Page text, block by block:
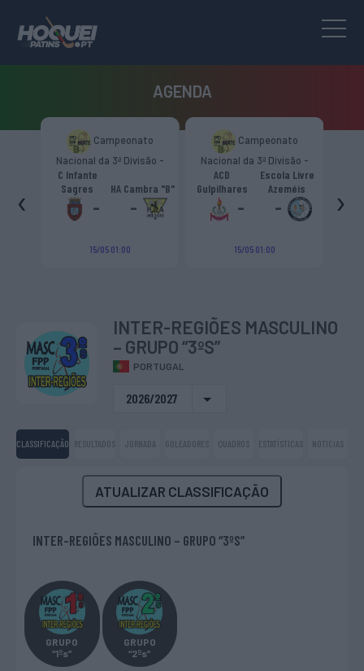
AGENDA
Campeonato
Nacional da 3ª Divisão -
Zona Norte “B”
C Infante
Sagres
-
HA Cambra "B"
-
15/05 01:00
Campeonato
Nacional da 3ª Divisão -
Zona Norte “B”
ACD
Gulpilhares
-
Escola Livre
Azeméis
-
15/05 01:00
‹ ›
INTER-REGIÕES MASCULINO
– GRUPO “3ºS”
PORTUGAL
2026/2027
CLASSIFICAÇÃO RESULTADOS JORNADA GOLEADORES QUADROS ESTATÍSTICAS NOTICIAS
ATUALIZAR CLASSIFICAÇÃO
INTER-REGIÕES MASCULINO – GRUPO “3ºS”
GRUPO
“1ºs”
GRUPO
“2ºs”